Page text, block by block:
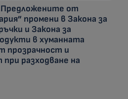
от
промени в Закона за
и Закона за
в хуманната
прозрачност и
разходване на